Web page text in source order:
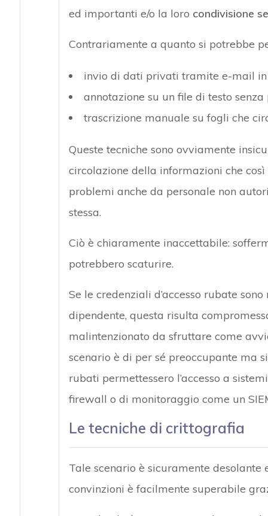
ed importanti e/o la loro condivisione
Contrariamente a quanto si potrebbe
invio di dati privati tramite e-mail in
annotazione su un file di testo
trascrizione manuale su fogli che
Queste tecniche sono ovviamente
circolazione della informazioni che
problemi anche da personale non
stessa.
Ciò è chiaramente inaccettabile:
potrebbero scaturire.
Se le credenziali d’accesso rubate
dipendente, questa risulta
malintenzionato da sfruttare come
scenario è di per sé preoccupante ma
rubati permettessero l’accesso a
firewall o di monitoraggio come un
Le tecniche di crittografia
Tale scenario è sicuramente
convinzioni è facilmente superabile